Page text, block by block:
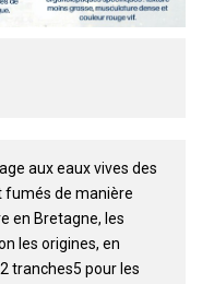
aux eaux vives des
fumés de manière
en Bretagne, les
les origines, en
tranches5 pour les